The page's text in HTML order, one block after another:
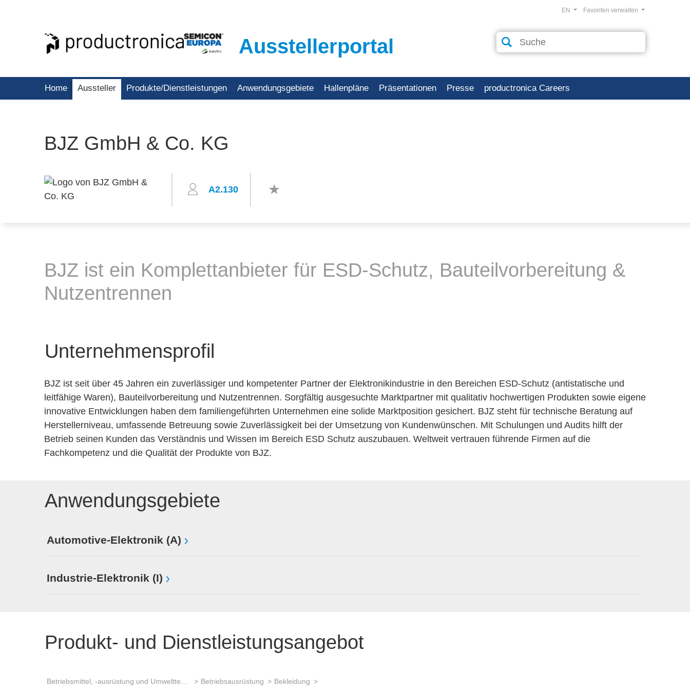
Ausstellerportal
Favoriten verwalten
EN
Home Aussteller Produkte/Dienstleistungen Anwendungsgebiete Hallenpläne Präsentationen Presse productronica Careers
BJZ GmbH & Co. KG
A2.130
BJZ ist ein Komplettanbieter für ESD-Schutz, Bauteilvorbereitung &
Nutzentrennen
Unternehmensprofil
BJZ ist seit über 45 Jahren ein zuverlässiger und kompetenter Partner der Elektronikindustrie in den Bereichen ESD-Schutz (antistatische und
leitfähige Waren), Bauteilvorbereitung und Nutzentrennen. Sorgfältig ausgesuchte Marktpartner mit qualitativ hochwertigen Produkten sowie eigene
innovative Entwicklungen haben dem familiengeführten Unternehmen eine solide Marktposition gesichert. BJZ steht für technische Beratung auf
Herstellerniveau, umfassende Betreuung sowie Zuverlässigkeit bei der Umsetzung von Kundenwünschen. Mit Schulungen und Audits hilft der
Betrieb seinen Kunden das Verständnis und Wissen im Bereich ESD Schutz auszubauen. Weltweit vertrauen führende Firmen auf die
Fachkompetenz und die Qualität der Produkte von BJZ.
Anwendungsgebiete
Automotive-Elektronik (A)
Industrie-Elektronik (I)
Produkt- und Dienstleistungsangebot
Betriebsausrüstung Bekleidung